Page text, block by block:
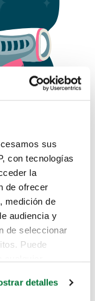
sus
con tecnologías
la
de ofrecer
medición de
audiencia y
de seleccionar
Puede
detalles
como
aquí.
estás